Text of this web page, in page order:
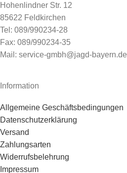
Hohenlindner Str. 12
85622 Feldkirchen
Tel: 089/990234-28
Fax: 089/990234-35
Mail: service-gmbh@jagd-bayern.de
Information
Allgemeine Geschäftsbedingungen
Datenschutzerklärung
Versand
Zahlungsarten
Widerrufsbelehrung
Impressum